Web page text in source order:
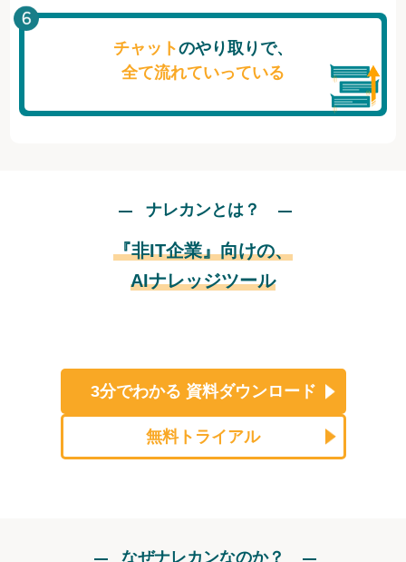
チャットのやり取りで、
全て流れていっている
ナレカンとは？
『非IT企業』向けの、
AIナレッジツール
3分でわかる 資料ダウンロード
無料トライアル
なぜナレカンなのか？